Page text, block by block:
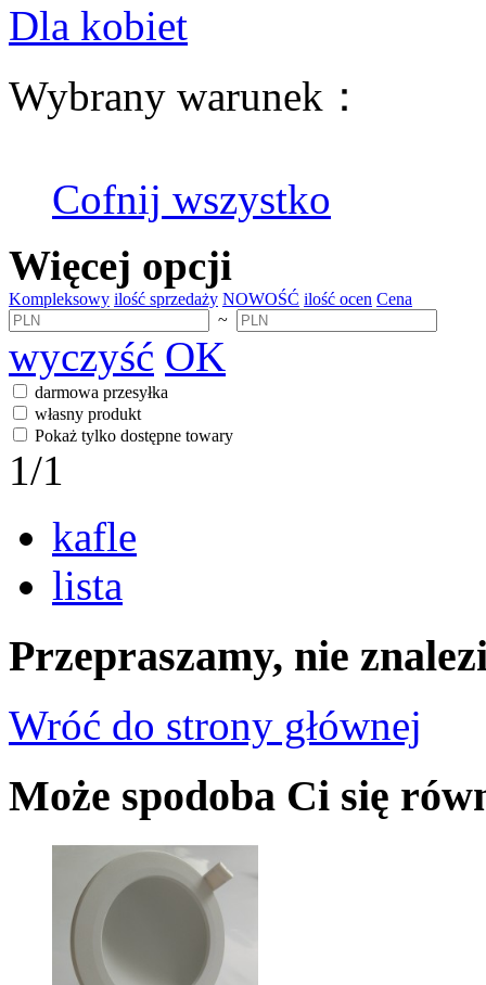
Dla kobiet
Wybrany warunek：
Cofnij wszystko
Więcej opcji
Kompleksowy ilość sprzedaży NOWOŚĆ ilość ocen Cena
~
wyczyść OK
darmowa przesyłka
własny produkt
Pokaż tylko dostępne towary
1/1
kafle
lista
Przepraszamy, nie
Wróć do strony głównej
Może spodoba Ci się